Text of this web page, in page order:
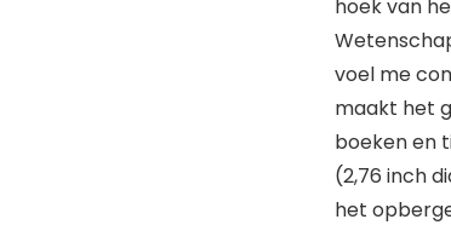
hoek van
voel me
maakt het
boeken en
(2,76 inch
het